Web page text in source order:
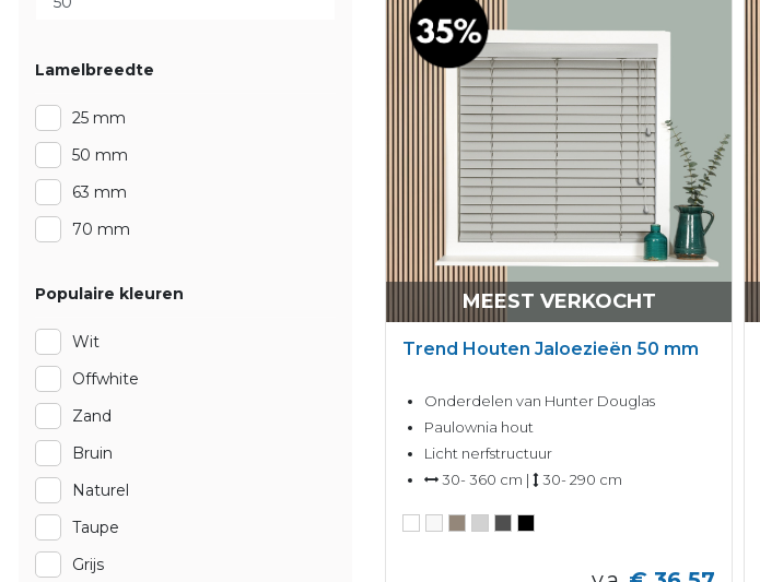
Lamelbreedte
25 mm
50 mm
63 mm
70 mm
Populaire kleuren
Wit
Offwhite
Zand
Bruin
Naturel
Taupe
Grijs
MEEST VERKOCHT
Trend Houten Jaloezieën 50 mm
Onderdelen van Hunter Douglas
Paulownia hout
Licht nerfstructuur
30- 360 cm |
30- 290 cm